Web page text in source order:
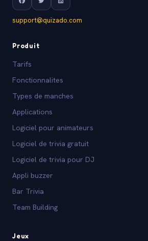
support@quizado.com
Produit
Tarifs
Fonctionnalites
Types de manches
Applications
Logiciel pour animateurs
Logiciel de trivia gratuit
Logiciel de trivia pour DJ
Appli buzzer
Bar Trivia
Team Building
Jeux